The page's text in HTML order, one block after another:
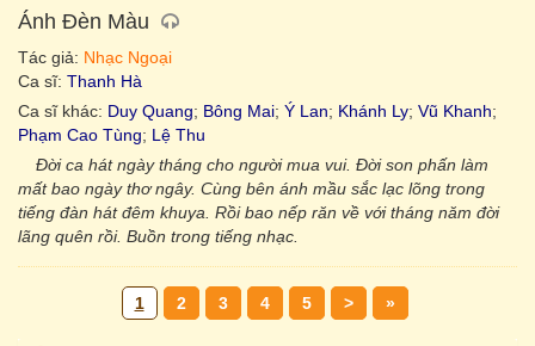
Ánh Đèn Màu
Tác giả: Nhạc Ngoại
Ca sĩ: Thanh Hà
Ca sĩ khác: Duy Quang; Bông Mai; Ý Lan; Khánh Ly; Vũ Khanh;
Phạm Cao Tùng; Lệ Thu
Đời ca hát ngày tháng cho người mua vui. Đời son phấn làm
mất bao ngày thơ ngây. Cùng bên ánh mầu sắc lạc lõng trong
tiếng đàn hát đêm khuya. Rồi bao nếp răn về với tháng năm đời
lãng quên rồi. Buồn trong tiếng nhạc.
1 2 3 4 5 > »